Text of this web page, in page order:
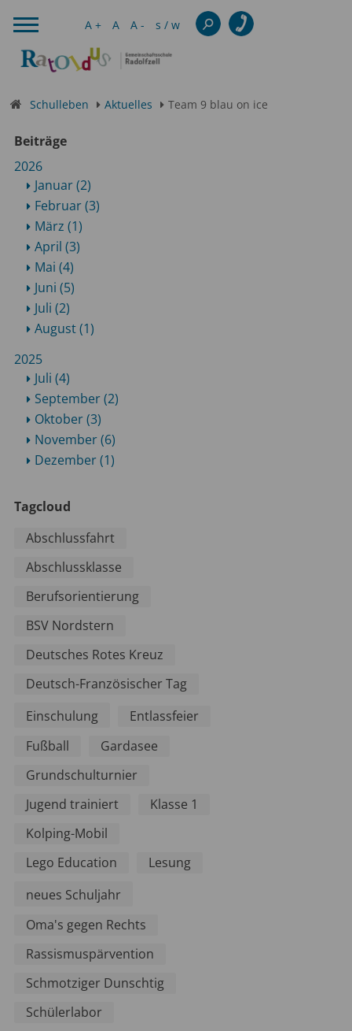
A + A A - s / w
Schulleben Aktuelles Team 9 blau on ice
Beiträge
2026
Januar (2)
Februar (3)
März (1)
April (3)
Mai (4)
Juni (5)
Juli (2)
August (1)
2025
Juli (4)
September (2)
Oktober (3)
November (6)
Dezember (1)
Tagcloud
Abschlussfahrt
Abschlussklasse
Berufsorientierung
BSV Nordstern
Deutsches Rotes Kreuz
Deutsch-Französischer Tag
Einschulung
Entlassfeier
Fußball
Gardasee
Grundschulturnier
Jugend trainiert
Klasse 1
Kolping-Mobil
Lego Education
Lesung
neues Schuljahr
Oma's gegen Rechts
Rassismuspärvention
Schmotziger Dunschtig
Schülerlabor